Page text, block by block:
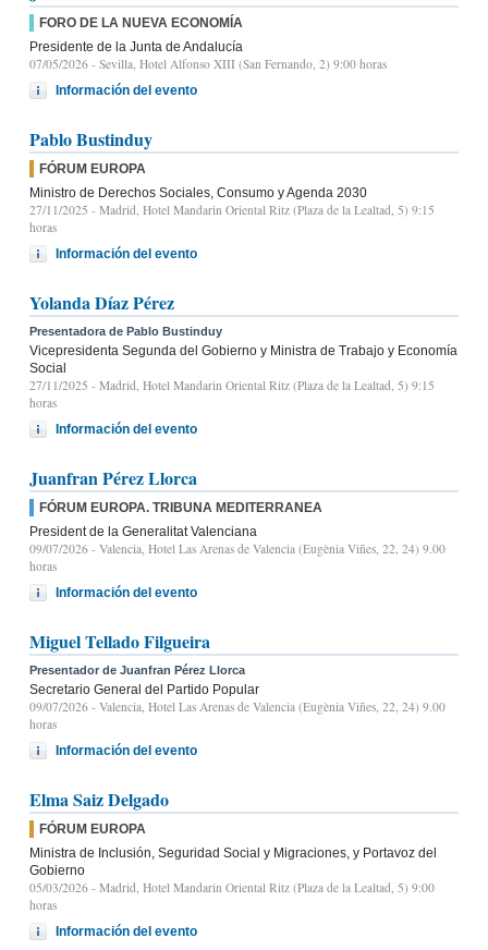
FORO DE LA NUEVA ECONOMÍA
Presidente de la Junta de Andalucía
07/05/2026 - Sevilla, Hotel Alfonso XIII (San Fernando, 2) 9:00 horas
Información del evento
Pablo Bustinduy
FÓRUM EUROPA
Ministro de Derechos Sociales, Consumo y Agenda 2030
27/11/2025 - Madrid, Hotel Mandarin Oriental Ritz (Plaza de la Lealtad, 5) 9:15
horas
Información del evento
Yolanda Díaz Pérez
Presentadora de Pablo Bustinduy
Vicepresidenta Segunda del Gobierno y Ministra de Trabajo y Economía
Social
27/11/2025 - Madrid, Hotel Mandarin Oriental Ritz (Plaza de la Lealtad, 5) 9:15
horas
Información del evento
Juanfran Pérez Llorca
FÓRUM EUROPA. TRIBUNA MEDITERRANEA
President de la Generalitat Valenciana
09/07/2026 - Valencia, Hotel Las Arenas de Valencia (Eugènia Viñes, 22, 24) 9.00
horas
Información del evento
Miguel Tellado Filgueira
Presentador de Juanfran Pérez Llorca
Secretario General del Partido Popular
09/07/2026 - Valencia, Hotel Las Arenas de Valencia (Eugènia Viñes, 22, 24) 9.00
horas
Información del evento
Elma Saiz Delgado
FÓRUM EUROPA
Ministra de Inclusión, Seguridad Social y Migraciones, y Portavoz del
Gobierno
05/03/2026 - Madrid, Hotel Mandarin Oriental Ritz (Plaza de la Lealtad, 5) 9:00
horas
Información del evento